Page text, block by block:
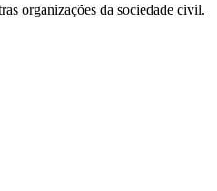
organizações da sociedade civil.